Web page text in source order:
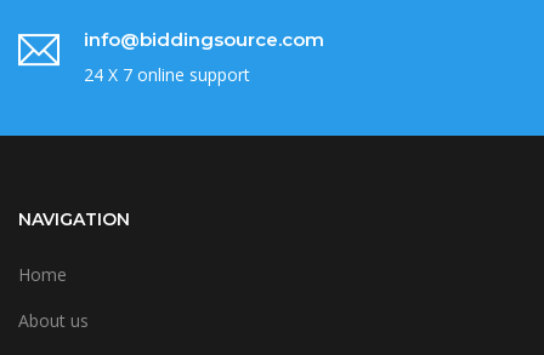
info@biddingsource.com
24 X 7 online support
NAVIGATION
Home
About us